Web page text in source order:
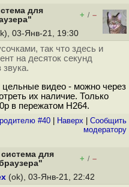
для
+ / –
03-Янв-21, 19:30
так что здесь и
на десяток секунд
видео - можно через
их наличие. Только
в пережатом H264.
#40 Наверх
Cообщить
модератору
для
+ / –
(ok), 03-Янв-21, 22:42